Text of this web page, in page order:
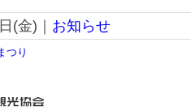
(金)｜ お知らせ
つり